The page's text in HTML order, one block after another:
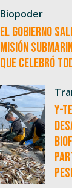
Biopoder
El Gobierno
misión
que celebró
Y-